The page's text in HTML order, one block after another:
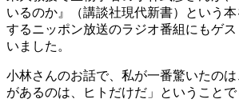
いるのか』（講談社現代新書）という
するニッポン放送のラジオ番組にもゲ
いました。
小林さんのお話で、私が一番驚いたの
があるのは、ヒトだけだ」ということで